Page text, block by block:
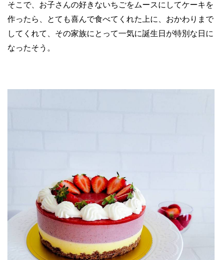
そこで、お子さんの好きないちごをムースにしてケーキを
作ったら、とても喜んで食べてくれた上に、おかわりまで
してくれて、その家族にとって一気に誕生日が特別な日に
なったそう。